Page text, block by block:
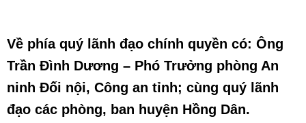
Về phía quý lãnh đạo chính quyền có: Ông
Trần Đình Dương – Phó Trưởng phòng An
ninh Đối nội, Công an tỉnh; cùng quý lãnh
đạo các phòng, ban huyện Hồng Dân.